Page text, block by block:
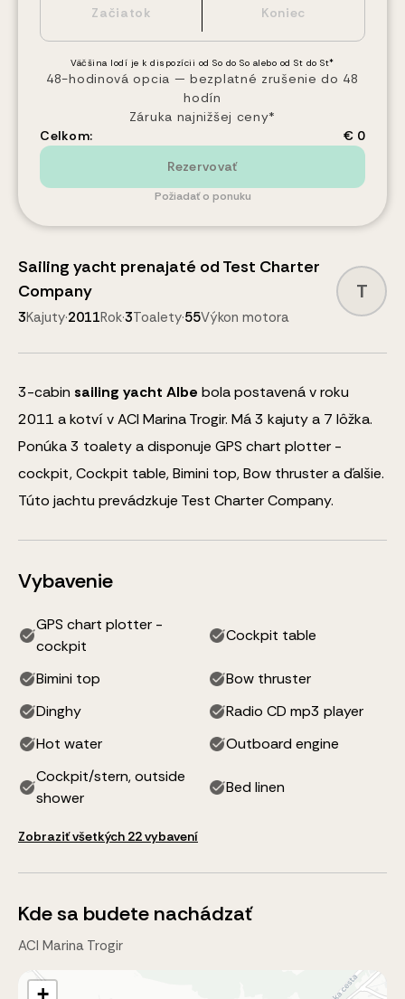
Väčšina lodí je k dispozícii od So do So alebo od St do St*
48-hodinová opcia — bezplatné zrušenie do 48
hodín
Záruka najnižšej ceny*
Celkom:
€ 0
Rezervovať
Požiadať o ponuku
Sailing yacht prenajaté od Test Charter
Company
3Kajuty·2011Rok·3Toalety·55Výkon motora
T
3-cabin sailing yacht Albe bola postavená v roku
2011 a kotví v ACI Marina Trogir. Má 3 kajuty a 7 lôžka.
Ponúka 3 toalety a disponuje GPS chart plotter -
cockpit, Cockpit table, Bimini top, Bow thrustera ďalšie.
Túto jachtu prevádzkuje Test Charter Company.
Vybavenie
GPS chart plotter -
cockpit
Cockpit table
Bimini top
Bow thruster
Dinghy
Radio CD mp3 player
Hot water
Outboard engine
Cockpit/stern, outside
shower
Bed linen
Zobraziť všetkých 22 vybavení
Kde sa budete nachádzať
ACI Marina Trogir
+